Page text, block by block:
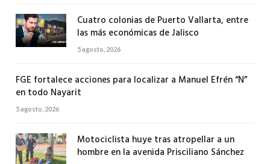
Cuatro colonias de Puerto Vallarta, entre
las más económicas de Jalisco
5 agosto, 2026
FGE fortalece acciones para localizar a Manuel Efrén “N”
en todo Nayarit
5 agosto, 2026
Motociclista huye tras atropellar a un
hombre en la avenida Prisciliano Sánchez